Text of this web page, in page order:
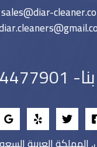
sales@diar-